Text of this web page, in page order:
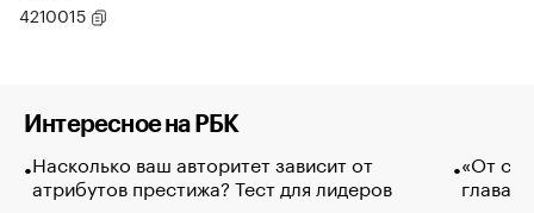
4210015
Интересное на РБК
Насколько ваш авторитет зависит от
атрибутов престижа? Тест для лидеров
«От
глава